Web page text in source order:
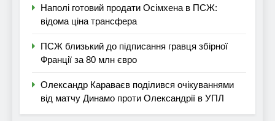
Наполі готовий продати Осімхена в ПСЖ:
відома ціна трансфера
ПСЖ близький до підписання гравця збірної
Франції за 80 млн євро
Олександр Караваєв поділився очікуваннями
від матчу Динамо проти Олександрії в УПЛ